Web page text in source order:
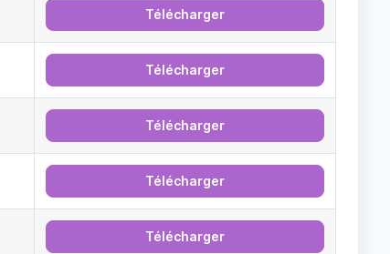
Télécharger
Télécharger
Télécharger
Télécharger
Télécharger